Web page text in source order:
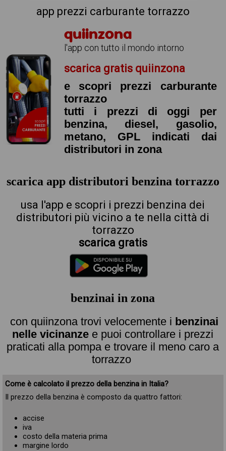
app prezzi carburante torrazzo
quiinzona
l'app con tutto il mondo intorno
scarica gratis quiinzona
e scopri prezzi carburante
torrazzo
tutti i prezzi di oggi per
benzina, diesel, gasolio,
metano, GPL indicati dai
distributori in zona
scarica app distributori benzina torrazzo
usa l'app e scopri i prezzi benzina dei
distributori più vicino a te nella città di
torrazzo
scarica gratis
benzinai in zona
con quiinzona trovi velocemente i benzinai
nelle vicinanze e puoi controllare i prezzi
praticati alla pompa e trovare il meno caro a
torrazzo
Come è calcolato il prezzo della benzina in Italia?
Il prezzo della benzina è composto da quattro fattori:
accise
iva
costo della materia prima
margine lordo